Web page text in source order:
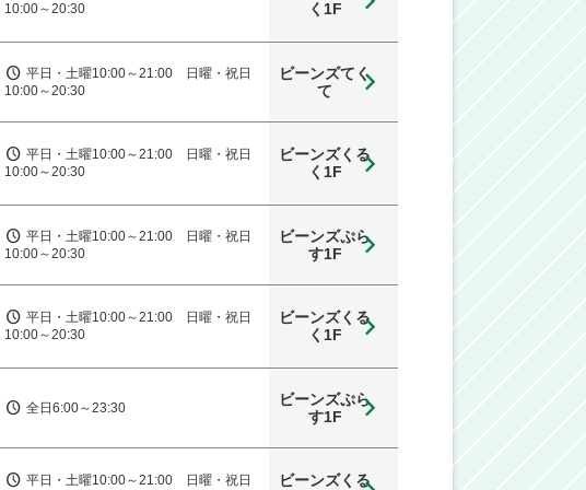
10:00～20:30 く1F
平日・土曜10:00～21:00 日曜・祝日
10:00～20:30
ビーンズてく
て
平日・土曜10:00～21:00 日曜・祝日
10:00～20:30
ビーンズくる
く1F
平日・土曜10:00～21:00 日曜・祝日
10:00～20:30
ビーンズぷら
す1F
平日・土曜10:00～21:00 日曜・祝日
10:00～20:30
ビーンズくる
く1F
全日6:00～23:30
ビーンズぷら
す1F
平日・土曜10:00～21:00 日曜・祝日
ビーンズくる